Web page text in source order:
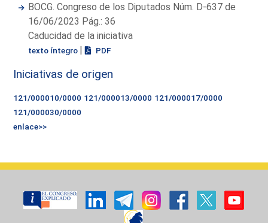
BOCG. Congreso de los Diputados Núm. D-637 de
16/06/2023 Pág.: 36
Caducidad de la iniciativa
texto íntegro | PDF
Iniciativas de origen
121/000010/0000 121/000013/0000 121/000017/0000
121/000030/0000
enlace>>